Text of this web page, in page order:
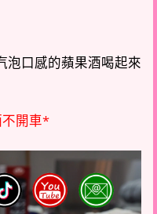
泡口感的蘋果酒喝起來
開車*